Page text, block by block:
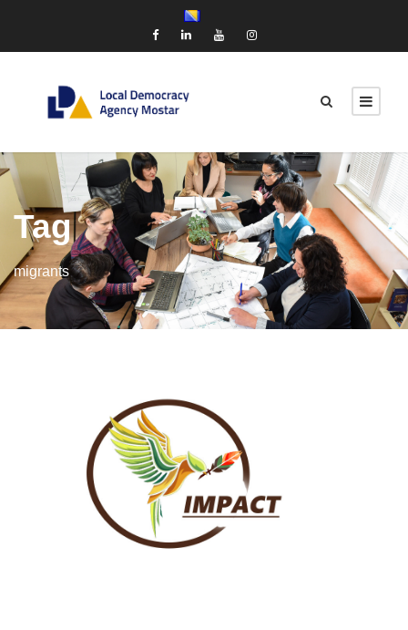
Tag
migrants